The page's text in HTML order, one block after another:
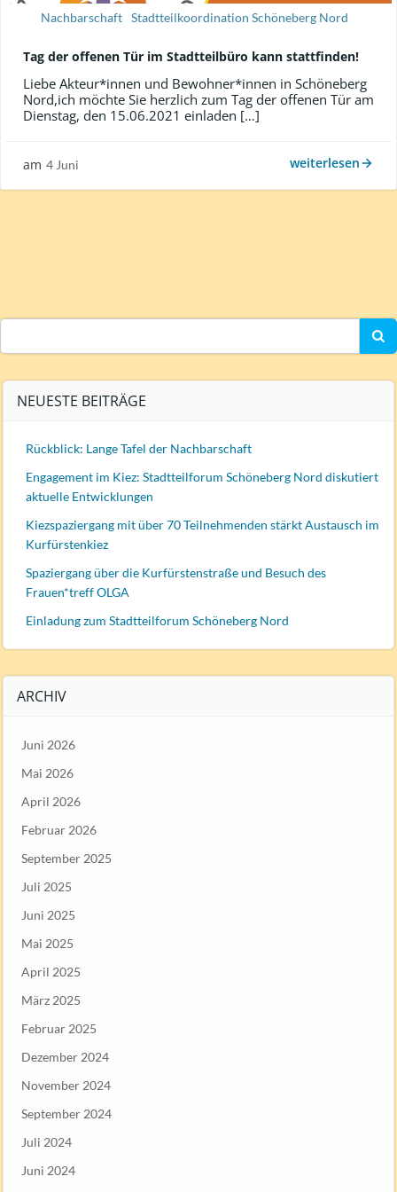
Nachbarschaft Stadtteilkoordination Schöneberg Nord
Tag der offenen Tür im Stadtteilbüro kann stattfinden!
Liebe Akteur*innen und Bewohner*innen in Schöneberg
Nord,ich möchte Sie herzlich zum Tag der offenen Tür am
Dienstag, den 15.06.2021 einladen […]
am 4 Juni weiterlesen
for:
NEUESTE BEITRÄGE
Rückblick: Lange Tafel der Nachbarschaft
Engagement im Kiez: Stadtteilforum Schöneberg Nord diskutiert
aktuelle Entwicklungen
Kiezspaziergang mit über 70 Teilnehmenden stärkt Austausch im
Kurfürstenkiez
Spaziergang über die Kurfürstenstraße und Besuch des
Frauen*treff OLGA
Einladung zum Stadtteilforum Schöneberg Nord
ARCHIV
Juni 2026
Mai 2026
April 2026
Februar 2026
September 2025
Juli 2025
Juni 2025
Mai 2025
April 2025
März 2025
Februar 2025
Dezember 2024
November 2024
September 2024
Juli 2024
Juni 2024